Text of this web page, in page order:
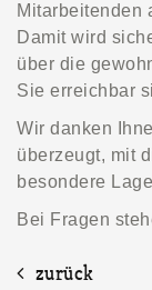
Mitarbeitenden
Damit wird
über die
Sie erreichbar
Wir danken
überzeugt, mit
besondere
Bei Fragen
zurück